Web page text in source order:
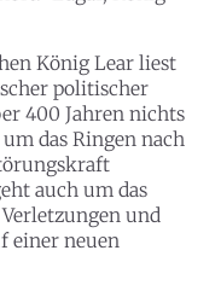
König Lear liest
politischer
400 Jahren nichts
das Ringen nach
auch um das
und
einer neuen